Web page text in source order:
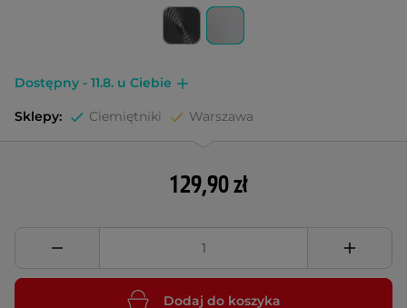
Dostępny - 11.8. u Ciebie
Sklepy: Ciemiętniki Warszawa
129,90 zł
Dodaj do koszyka